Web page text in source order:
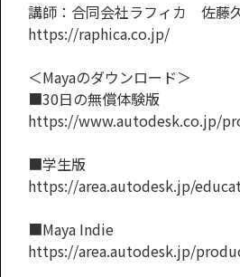
講師：合同会社ラフィカ 佐藤
https://raphica.co.jp/
＜Mayaのダウンロード＞
■30日の無償体験版
https://www.autodesk.co.jp/
■学生版
https://area.autodesk.jp/
■Maya Indie
https://area.autodesk.jp/